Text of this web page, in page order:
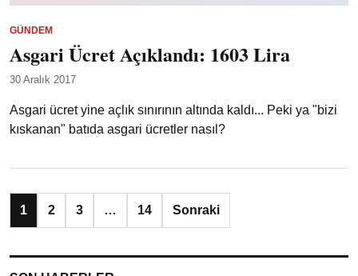
GÜNDEM
Asgari Ücret Açıklandı: 1603 Lira
30 Aralık 2017
Asgari ücret yine açlık sınırının altında kaldı... Peki ya "bizi
kıskanan" batıda asgari ücretler nasıl?
1 2 3 … 14 Sonraki